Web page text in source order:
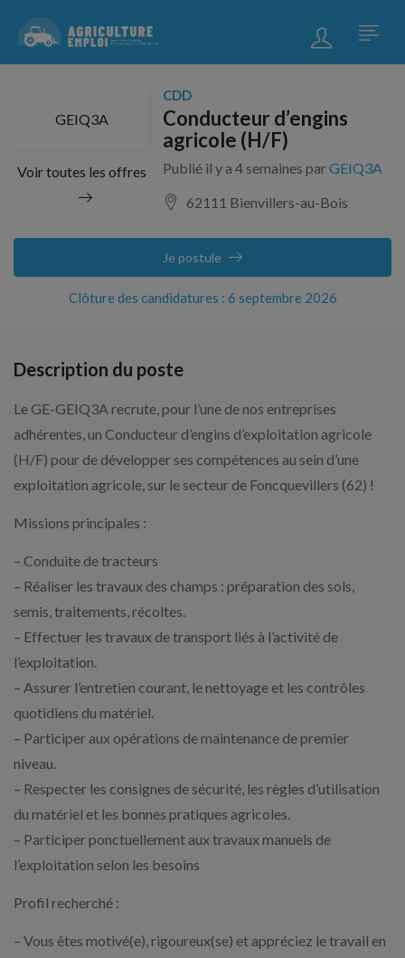
GEIQ3A
Voir toutes les offres
CDD
Conducteur d’engins
agricole (H/F)
Publié il y a 4 semaines parGEIQ3A
62111 Bienvillers-au-Bois
Clôture des candidatures : 6 septembre 2026
Je postule
Description du poste
Le GE-GEIQ3A recrute, pour l’une de nos entreprises
adhérentes, un Conducteur d’engins d’exploitation agricole
(H/F) pour de développer ses compétences au sein d’une
exploitation agricole, sur le secteur de Foncquevillers (62) !
Missions principales :
– Conduite de tracteurs
– Réaliser les travaux des champs : préparation des sols,
semis, traitements, récoltes.
– Effectuer les travaux de transport liés à l’activité de
l’exploitation.
– Assurer l’entretien courant, le nettoyage et les contrôles
quotidiens du matériel.
– Participer aux opérations de maintenance de premier
niveau.
– Respecter les consignes de sécurité, les règles d’utilisation
du matériel et les bonnes pratiques agricoles.
– Participer ponctuellement aux travaux manuels de
l’exploitation selon les besoins
Profil recherché :
– Vous êtes motivé(e), rigoureux(se) et appréciez le travail en